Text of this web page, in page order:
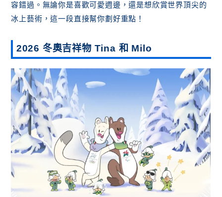
容錯過。無論你是喜歡可愛週邊，還是想欣賞世界頂尖的
冰上藝術，這一段直接幫你劃好重點！
2026 冬奧吉祥物 Tina 和 Milo